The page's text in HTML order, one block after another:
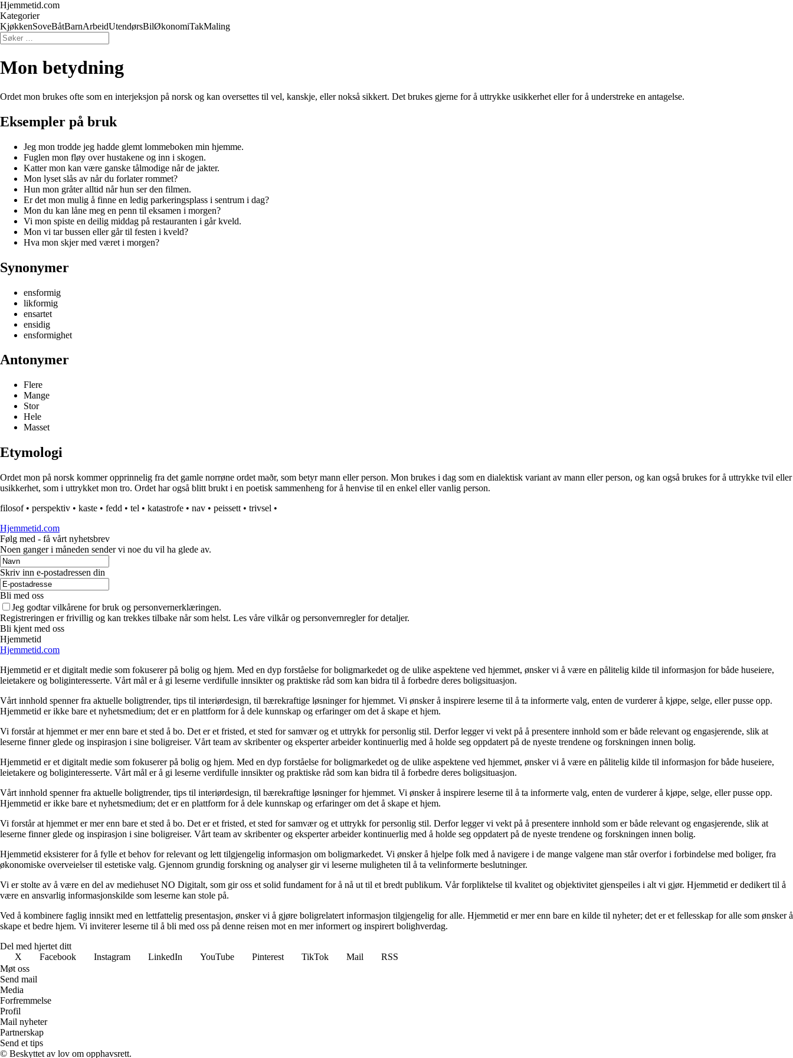
Hjemmetid.com
Kategorier
KjøkkenSoveBåtBarnArbeidUtendørsBilØkonomiTakMaling
Mon betydning
Ordet mon brukes ofte som en interjeksjon på norsk og kan oversettes til vel, kanskje, eller nokså sikkert. Det brukes gjerne for å uttrykke usikkerhet eller for å understreke en antagelse.
Eksempler på bruk
Jeg mon trodde jeg hadde glemt lommeboken min hjemme.
Fuglen mon fløy over hustakene og inn i skogen.
Katter mon kan være ganske tålmodige når de jakter.
Mon lyset slås av når du forlater rommet?
Hun mon gråter alltid når hun ser den filmen.
Er det mon mulig å finne en ledig parkeringsplass i sentrum i dag?
Mon du kan låne meg en penn til eksamen i morgen?
Vi mon spiste en deilig middag på restauranten i går kveld.
Mon vi tar bussen eller går til festen i kveld?
Hva mon skjer med været i morgen?
Synonymer
ensformig
likformig
ensartet
ensidig
ensformighet
Antonymer
Flere
Mange
Stor
Hele
Masset
Etymologi
Ordet mon på norsk kommer opprinnelig fra det gamle norrøne ordet maðr, som betyr mann eller person. Mon brukes i dag som en dialektisk variant av mann eller person, og kan også brukes for å uttrykke tvil eller
usikkerhet, som i uttrykket mon tro. Ordet har også blitt brukt i en poetisk sammenheng for å henvise til en enkel eller vanlig person.
filosof• perspektiv • kaste • fedd • tel • katastrofe • nav • peissett • trivsel •
Hjemmetid.com
Følg med - få vårt nyhetsbrev
Noen ganger i måneden sender vi noe du vil ha glede av.
Skriv inn e-postadressen din
Bli med oss
Jeg godtar vilkårene for bruk og personvernerklæringen.
Registreringen er frivillig og kan trekkes tilbake når som helst. Les våre vilkår og personvernregler for detaljer.
Bli kjent med oss
Hjemmetid
Hjemmetid.com
Hjemmetid er et digitalt medie som fokuserer på bolig og hjem. Med en dyp forståelse for boligmarkedet og de ulike aspektene ved hjemmet, ønsker vi å være en pålitelig kilde til informasjon for både huseiere,
leietakere og boliginteresserte. Vårt mål er å gi leserne verdifulle innsikter og praktiske råd som kan bidra til å forbedre deres boligsituasjon.
Vårt innhold spenner fra aktuelle boligtrender, tips til interiørdesign, til bærekraftige løsninger for hjemmet. Vi ønsker å inspirere leserne til å ta informerte valg, enten de vurderer å kjøpe, selge, eller pusse opp.
Hjemmetid er ikke bare et nyhetsmedium; det er en plattform for å dele kunnskap og erfaringer om det å skape et hjem.
Vi forstår at hjemmet er mer enn bare et sted å bo. Det er et fristed, et sted for samvær og et uttrykk for personlig stil. Derfor legger vi vekt på å presentere innhold som er både relevant og engasjerende, slik at
leserne finner glede og inspirasjon i sine boligreiser. Vårt team av skribenter og eksperter arbeider kontinuerlig med å holde seg oppdatert på de nyeste trendene og forskningen innen bolig.
Hjemmetid er et digitalt medie som fokuserer på bolig og hjem. Med en dyp forståelse for boligmarkedet og de ulike aspektene ved hjemmet, ønsker vi å være en pålitelig kilde til informasjon for både huseiere,
leietakere og boliginteresserte. Vårt mål er å gi leserne verdifulle innsikter og praktiske råd som kan bidra til å forbedre deres boligsituasjon.
Vårt innhold spenner fra aktuelle boligtrender, tips til interiørdesign, til bærekraftige løsninger for hjemmet. Vi ønsker å inspirere leserne til å ta informerte valg, enten de vurderer å kjøpe, selge, eller pusse opp.
Hjemmetid er ikke bare et nyhetsmedium; det er en plattform for å dele kunnskap og erfaringer om det å skape et hjem.
Vi forstår at hjemmet er mer enn bare et sted å bo. Det er et fristed, et sted for samvær og et uttrykk for personlig stil. Derfor legger vi vekt på å presentere innhold som er både relevant og engasjerende, slik at
leserne finner glede og inspirasjon i sine boligreiser. Vårt team av skribenter og eksperter arbeider kontinuerlig med å holde seg oppdatert på de nyeste trendene og forskningen innen bolig.
Hjemmetid eksisterer for å fylle et behov for relevant og lett tilgjengelig informasjon om boligmarkedet. Vi ønsker å hjelpe folk med å navigere i de mange valgene man står overfor i forbindelse med boliger, fra
økonomiske overveielser til estetiske valg. Gjennom grundig forskning og analyser gir vi leserne muligheten til å ta velinformerte beslutninger.
Vi er stolte av å være en del av mediehuset NO Digitalt, som gir oss et solid fundament for å nå ut til et bredt publikum. Vår forpliktelse til kvalitet og objektivitet gjenspeiles i alt vi gjør. Hjemmetid er dedikert til å
være en ansvarlig informasjonskilde som leserne kan stole på.
Ved å kombinere faglig innsikt med en lettfattelig presentasjon, ønsker vi å gjøre boligrelatert informasjon tilgjengelig for alle. Hjemmetid er mer enn bare en kilde til nyheter; det er et fellesskap for alle som ønsker å
skape et bedre hjem. Vi inviterer leserne til å bli med oss på denne reisen mot en mer informert og inspirert bolighverdag.
Del med hjertet ditt
X
Facebook Instagram LinkedIn YouTube Pinterest TikTok Mail
RSS
Møt oss
Send mail
Media
Forfremmelse
Profil
Mail nyheter
Partnerskap
Send et tips
© Beskyttet av lov om opphavsrett.